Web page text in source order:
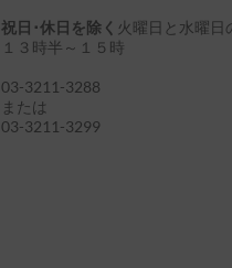
祝日･休日を除く 火曜日と水曜日
１３時半～１５時
03-3211-3288
または
03-3211-3299